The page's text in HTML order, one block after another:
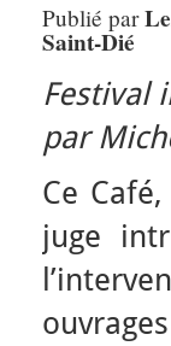
Publié par
Saint-Dié
Festival
par
Ce
juge